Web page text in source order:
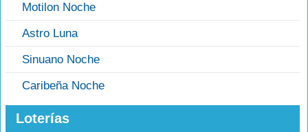
Motilon Noche
Astro Luna
Sinuano Noche
Caribeña Noche
Loterías